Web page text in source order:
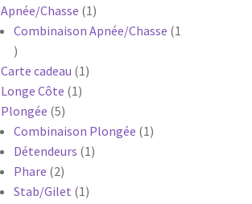
produit
Apnée/Chasse 11
produit
Combinaison Apnée/Chasse 1
1
produit
Carte cadeau 11
Longe Côte 11
Plongée 55
produits
Combinaison Plongée 11
Détendeurs 11
Phare 22
produits
Stab/Gilet 11